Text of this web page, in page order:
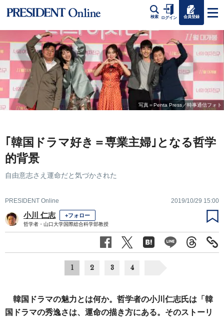
検索 ログイン 会員登録
写真＝Penta Press／時事通信フォト
｢韓国ドラマ好き＝専業主婦｣となる哲学
的背景
自由意志さえ運命だと気づかされた
PRESIDENT Online 2019/10/29 15:00
小川 仁志 +フォロー
哲学者・山口大学国際総合科学部教授
1 2 3 4
韓国ドラマの魅力とは何か。哲学者の小川仁志氏は「韓
国ドラマの秀逸さは、運命の描き方にある。そのストーリ